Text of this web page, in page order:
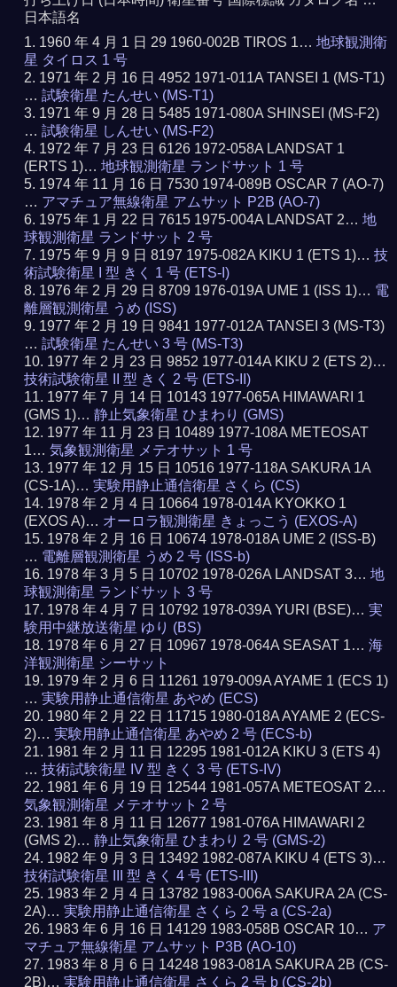
日本語名
1960 年 4 月 1 日 29 1960-002B TIROS 1…地球観測衛
星 タイロス 1 号
1971 年 2 月 16 日 4952 1971-011A TANSEI 1 (MS-T1)
…試験衛星 たんせい (MS-T1)
1971 年 9 月 28 日 5485 1971-080A SHINSEI (MS-F2)
…試験衛星 しんせい (MS-F2)
1972 年 7 月 23 日 6126 1972-058A LANDSAT 1
(ERTS 1)…地球観測衛星 ランドサット 1 号
1974 年 11 月 16 日 7530 1974-089B OSCAR 7 (AO-7)
… アマチュア無線衛星 アムサット P2B (AO-7)
1975 年 1 月 22 日 7615 1975-004A LANDSAT 2…地
球観測衛星 ランドサット 2 号
1975 年 9 月 9 日 8197 1975-082A KIKU 1 (ETS 1)…技
術試験衛星 I 型 きく 1 号 (ETS-I)
1976 年 2 月 29 日 8709 1976-019A UME 1 (ISS 1)… 電
離層観測衛星 うめ (ISS)
1977 年 2 月 19 日 9841 1977-012A TANSEI 3 (MS-T3)
…試験衛星 たんせい 3 号 (MS-T3)
1977 年 2 月 23 日 9852 1977-014A KIKU 2 (ETS 2)…
技術試験衛星 II 型 きく 2 号 (ETS-II)
1977 年 7 月 14 日 10143 1977-065A HIMAWARI 1
(GMS 1)…静止気象衛星 ひまわり (GMS)
1977 年 11 月 23 日 10489 1977-108A METEOSAT
1…気象観測衛星 メテオサット 1 号
1977 年 12 月 15 日 10516 1977-118A SAKURA 1A
(CS-1A)…実験用静止通信衛星 さくら (CS)
1978 年 2 月 4 日 10664 1978-014A KYOKKO 1
(EXOS A)… オーロラ観測衛星 きょっこう (EXOS-A)
1978 年 2 月 16 日 10674 1978-018A UME 2 (ISS-B)
… 電離層観測衛星 うめ 2 号 (ISS-b)
1978 年 3 月 5 日 10702 1978-026A LANDSAT 3…地
球観測衛星 ランドサット 3 号
1978 年 4 月 7 日 10792 1978-039A YURI (BSE)…実
験用中継放送衛星 ゆり (BS)
1978 年 6 月 27 日 10967 1978-064A SEASAT 1…海
洋観測衛星 シーサット
1979 年 2 月 6 日 11261 1979-009A AYAME 1 (ECS 1)
…実験用静止通信衛星 あやめ (ECS)
1980 年 2 月 22 日 11715 1980-018A AYAME 2 (ECS-
2)…実験用静止通信衛星 あやめ 2 号 (ECS-b)
1981 年 2 月 11 日 12295 1981-012A KIKU 3 (ETS 4)
…技術試験衛星 IV 型 きく 3 号 (ETS-IV)
1981 年 6 月 19 日 12544 1981-057A METEOSAT 2…
気象観測衛星 メテオサット 2 号
1981 年 8 月 11 日 12677 1981-076A HIMAWARI 2
(GMS 2)…静止気象衛星 ひまわり 2 号 (GMS-2)
1982 年 9 月 3 日 13492 1982-087A KIKU 4 (ETS 3)…
技術試験衛星 III 型 きく 4 号 (ETS-III)
1983 年 2 月 4 日 13782 1983-006A SAKURA 2A (CS-
2A)…実験用静止通信衛星 さくら 2 号 a (CS-2a)
1983 年 6 月 16 日 14129 1983-058B OSCAR 10… ア
マチュア無線衛星 アムサット P3B (AO-10)
1983 年 8 月 6 日 14248 1983-081A SAKURA 2B (CS-
2B)…実験用静止通信衛星 さくら 2 号 b (CS-2b)